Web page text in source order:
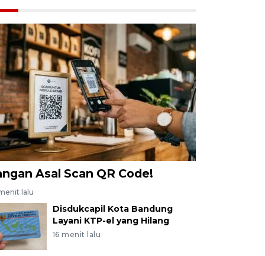
Asal Scan QR Code!
lalu
Disdukcapil Kota Bandung
Layani KTP-el yang Hilang
16 menit lalu